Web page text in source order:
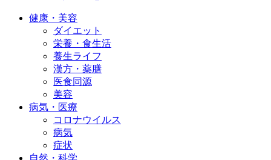
健康・美容
ダイエット
栄養・食生活
養生ライフ
漢方・薬膳
医食同源
美容
病気・医療
コロナウイルス
病気
症状
自然・科学